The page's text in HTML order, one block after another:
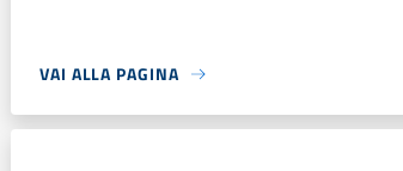
VAI ALLA PAGINA